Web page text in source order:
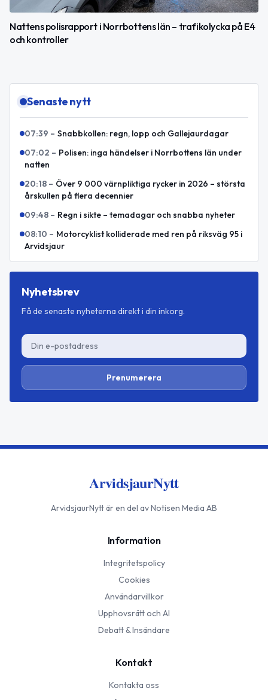
Nattens polisrapport i Norrbottens län – trafikolycka på E4
och kontroller
Senaste nytt
07:39 – Snabbkollen: regn, lopp och Gallejaurdagar
07:02 – Polisen: inga händelser i Norrbottens län under
natten
20:18 – Över 9 000 värnpliktiga rycker in 2026 – största
årskullen på flera decennier
09:48 – Regn i sikte – temadagar och snabba nyheter
08:10 – Motorcyklist kolliderade med ren på riksväg 95 i
Arvidsjaur
Nyhetsbrev
Få de senaste nyheterna direkt i din inkorg.
Prenumerera
ArvidsjaurNytt
ArvidsjaurNyttär en del av Notisen Media AB
Information
Integritetspolicy
Cookies
Användarvillkor
Upphovsrätt och AI
Debatt & Insändare
Kontakt
Kontakta oss